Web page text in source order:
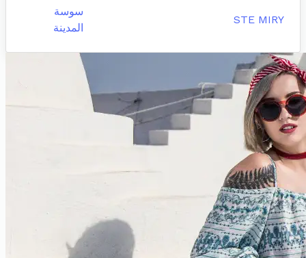
STE MIRY
سوسة
المدينة